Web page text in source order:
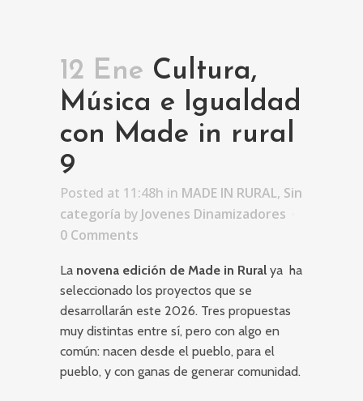
12 Ene Cultura,
Música e Igualdad
con Made in rural
9
Posted at 11:48h in MADE IN RURAL, Sin
categoría by Jovenes Dinamizadores
0 Comments
La novena edición de Made in Rural ya ha
seleccionado los proyectos que se
desarrollarán este 2026. Tres propuestas
muy distintas entre sí, pero con algo en
común: nacen desde el pueblo, para el
pueblo, y con ganas de generar comunidad.